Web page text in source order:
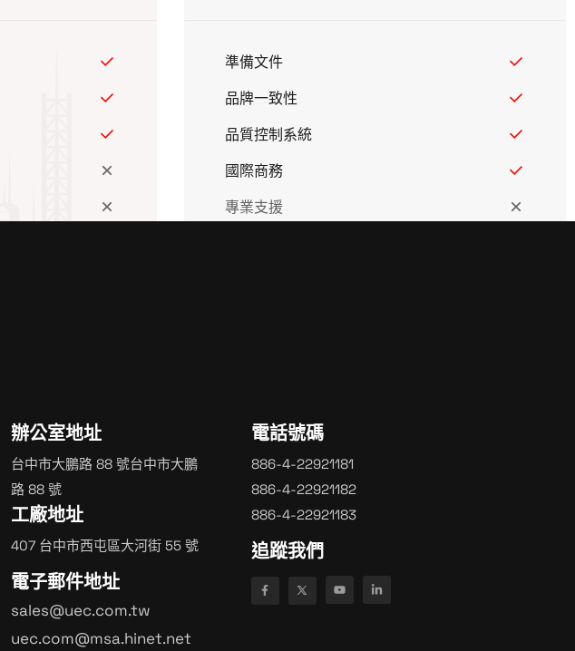
準備文件
品牌一致性
品質控制系統
國際商務
專業支援
辦公室地址
台中市大鵬路 88 號台中市大鵬
路 88 號
工廠地址
407 台中市西屯區大河街 55 號
電子郵件地址
sales@uec.com.tw
uec.com@msa.hinet.net
電話號碼
886-4-22921181
886-4-22921182
886-4-22921183
追蹤我們